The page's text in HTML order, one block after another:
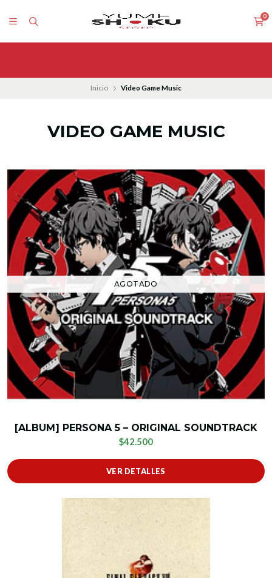
0
Inicio Video Game Music
VIDEO GAME MUSIC
AGOTADO
[ALBUM] PERSONA 5 – ORIGINAL SOUNDTRACK
$42.500
VER DETALLES